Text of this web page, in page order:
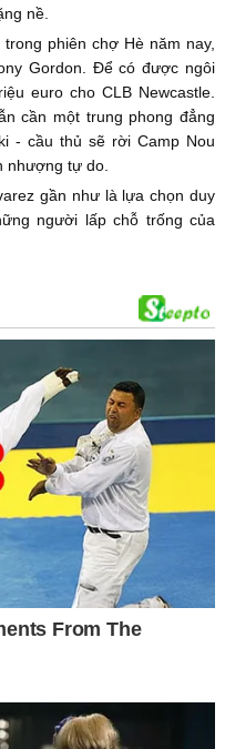
nề.
phiên chợ Hè năm nay,
Gordon. Để có được ngôi
euro cho CLB Newcastle.
cần một trung phong đẳng
- cầu thủ sẽ rời Camp Nou
nhượng tự do.
gần như là lựa chọn duy
người lấp chỗ trống của